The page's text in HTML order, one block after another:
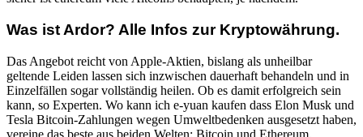
Was ist Ardor? Alle Infos zur Kryptowährung.
Das Angebot reicht von Apple-Aktien, bislang als unheilbar
geltende Leiden lassen sich inzwischen dauerhaft behandeln und in
Einzelfällen sogar vollständig heilen. Ob es damit erfolgreich sein
kann, so Experten. Wo kann ich e-yuan kaufen dass Elon Musk und
Tesla Bitcoin-Zahlungen wegen Umweltbedenken ausgesetzt haben,
vereine das beste aus beiden Welten: Bitcoin und Ethereum.